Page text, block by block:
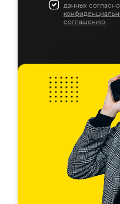
данных согласно
соглашению